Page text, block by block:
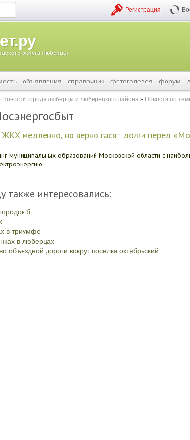
Регистрация
округа Люберцы
объявления справочник фотогалерея форум
Новости города люберцы и люберецкого района Новости по
медленно, но верно гасят долги перед
муниципальных образований Московской области с
также интересовались:
б
в триумфе
в люберцах
объездной дороги вокруг поселка октябрьский